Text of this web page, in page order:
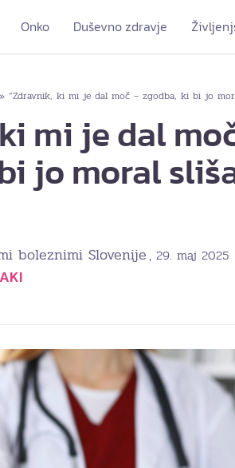
Onko Duševno zdravje
» “Zdravnik, ki mi je dal moč – zgodba, ki bi jo
mi je dal
jo moral
boleznimi Slovenije, 29. maj 2025